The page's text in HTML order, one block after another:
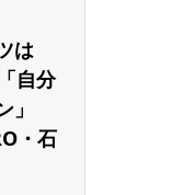
は
自分
・石